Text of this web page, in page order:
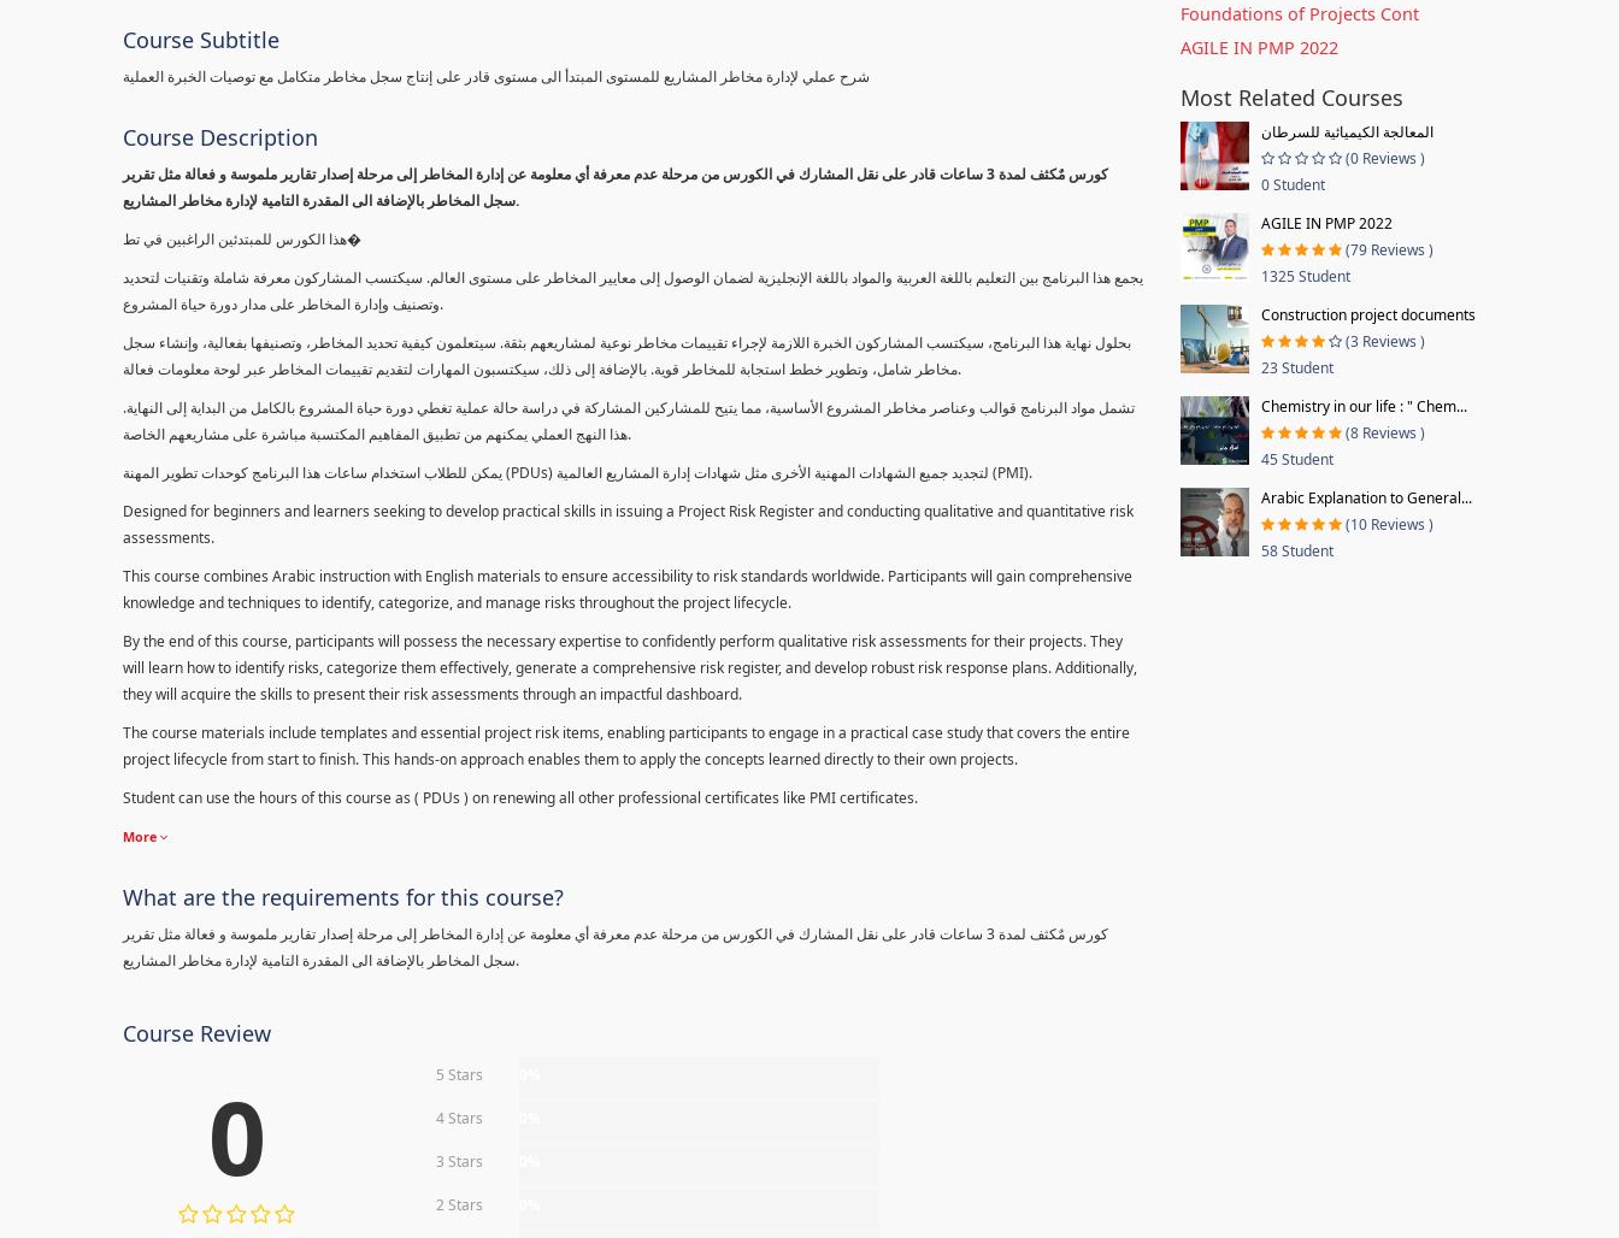
Course Subtitle
شرح عملي لإدارة مخاطر المشاريع للمستوى المبتدأ الى مستوى قادر على إنتاج سجل مخاطر متكامل مع توصيات الخبرة العملية
Course Description
كورس مٌكثف لمدة 3 ساعات قادر على نقل المشارك في الكورس من مرحلة عدم معرفة أي معلومة عن إدارة المخاطر إلى مرحلة إصدار تقارير ملموسة و فعالة مثل تقرير
سجل المخاطر بالإضافة الى المقدرة التامية لإدارة مخاطر المشاريع.
هذا الكورس للمبتدئين الراغبين في تط�
يجمع هذا البرنامج بين التعليم باللغة العربية والمواد باللغة الإنجليزية لضمان الوصول إلى معايير المخاطر على مستوى العالم. سيكتسب المشاركون معرفة شاملة وتقنيات لتحديد
وتصنيف وإدارة المخاطر على مدار دورة حياة المشروع.
بحلول نهاية هذا البرنامج، سيكتسب المشاركون الخبرة اللازمة لإجراء تقييمات مخاطر نوعية لمشاريعهم بثقة. سيتعلمون كيفية تحديد المخاطر، وتصنيفها بفعالية، وإنشاء سجل
مخاطر شامل، وتطوير خطط استجابة للمخاطر قوية. بالإضافة إلى ذلك، سيكتسبون المهارات لتقديم تقييمات المخاطر عبر لوحة معلومات فعالة.
تشمل مواد البرنامج قوالب وعناصر مخاطر المشروع الأساسية، مما يتيح للمشاركين المشاركة في دراسة حالة عملية تغطي دورة حياة المشروع بالكامل من البداية إلى النهاية.
هذا النهج العملي يمكنهم من تطبيق المفاهيم المكتسبة مباشرة على مشاريعهم الخاصة.
يمكن للطلاب استخدام ساعات هذا البرنامج كوحدات تطوير المهنة (PDUs) لتجديد جميع الشهادات المهنية الأخرى مثل شهادات إدارة المشاريع العالمية (PMI).
Designed for beginners and learners seeking to develop practical skills in issuing a Project Risk Register and conducting qualitative and quantitative risk
assessments.
This course combines Arabic instruction with English materials to ensure accessibility to risk standards worldwide. Participants will gain comprehensive
knowledge and techniques to identify, categorize, and manage risks throughout the project lifecycle.
By the end of this course, participants will possess the necessary expertise to confidently perform qualitative risk assessments for their projects. They
will learn how to identify risks, categorize them effectively, generate a comprehensive risk register, and develop robust risk response plans. Additionally,
they will acquire the skills to present their risk assessments through an impactful dashboard.
The course materials include templates and essential project risk items, enabling participants to engage in a practical case study that covers the entire
project lifecycle from start to finish. This hands-on approach enables them to apply the concepts learned directly to their own projects.
Student can use the hours of this course as ( PDUs ) on renewing all other professional certificates like PMI certificates.
More
What are the requirements for this course?
كورس مٌكثف لمدة 3 ساعات قادر على نقل المشارك في الكورس من مرحلة عدم معرفة أي معلومة عن إدارة المخاطر إلى مرحلة إصدار تقارير ملموسة و فعالة مثل تقرير
سجل المخاطر بالإضافة الى المقدرة التامية لإدارة مخاطر المشاريع.
Course Review
0 5 Stars
4 Stars
3 Stars
2 Stars
Foundations of Projects Cont
AGILE IN PMP 2022
Most Related Courses
المعالجة الكيميائية للسرطان
(0 Reviews )
0 Student
AGILE IN PMP 2022
(79 Reviews )
1325 Student
Construction project documents
(3 Reviews )
23 Student
Chemistry in our life : " Chem...
(8 Reviews )
45 Student
Arabic Explanation to General...
(10 Reviews )
58 Student